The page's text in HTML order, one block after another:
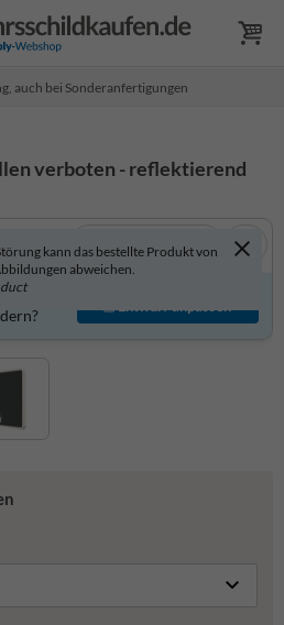
auch bei Sonderanfertigungen
verboten - reflektierend
kann das bestellte Produkt von
abweichen.
In 3D anzeigen
Entwurf anpassen